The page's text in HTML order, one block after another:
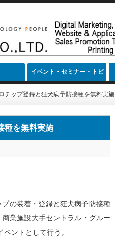
イベント・セミナー・トピ
ック
チップ登録と狂犬病予防接種を無料実施
種を無料実施
の装着・登録と狂犬病予防接種
業施設大手セントラル・グルー
ントとして行う。